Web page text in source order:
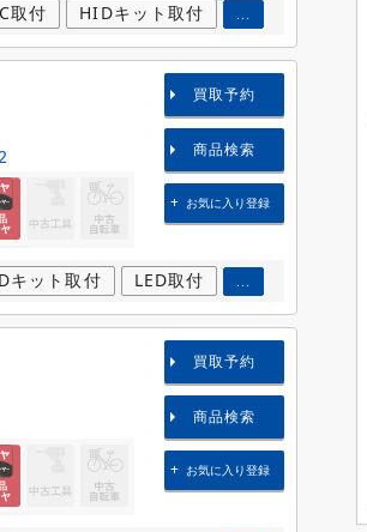
取付 HIDキット取付 ...
キット取付 LED取付 ...
買取予約
商品検索
お気に入り登録
買取予約
商品検索
お気に入り登録